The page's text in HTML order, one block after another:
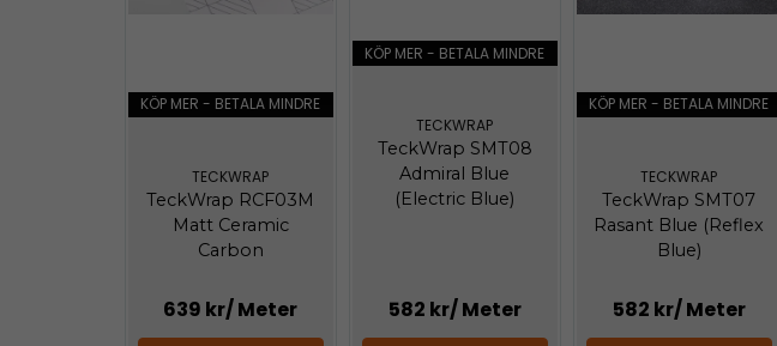
KÖP MER - BETALA MINDRE
TECKWRAP
TeckWrap RCF03M
Matt Ceramic
Carbon
639 kr/ Meter
KÖP MER - BETALA MINDRE
TECKWRAP
TeckWrap SMT08
Admiral Blue
(Electric Blue)
582 kr/ Meter
KÖP MER - BETALA MINDRE
TECKWRAP
TeckWrap SMT07
Rasant Blue (Reflex
Blue)
582 kr/ Meter